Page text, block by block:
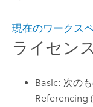
現在のワークス
ライセン
Basic: 次の
Referencing